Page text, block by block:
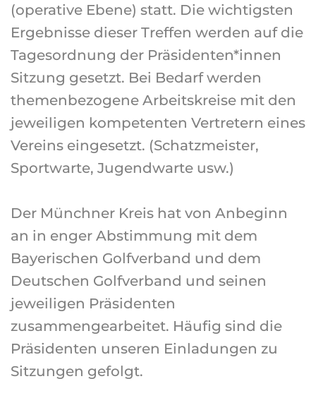
(operative Ebene) statt. Die wichtigsten
Ergebnisse dieser Treffen werden auf die
Tagesordnung der Präsidenten*innen
Sitzung gesetzt. Bei Bedarf werden
themenbezogene Arbeitskreise mit den
jeweiligen kompetenten Vertretern eines
Vereins eingesetzt. (Schatzmeister,
Sportwarte, Jugendwarte usw.)
Der Münchner Kreis hat von Anbeginn
an in enger Abstimmung mit dem
Bayerischen Golfverband und dem
Deutschen Golfverband und seinen
jeweiligen Präsidenten
zusammengearbeitet. Häufig sind die
Präsidenten unseren Einladungen zu
Sitzungen gefolgt.